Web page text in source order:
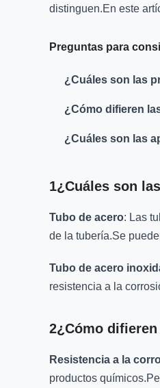
distinguen.En este
Preguntas para
¿Cuáles son las
¿Cómo difieren
¿Cuáles son las
1¿Cuáles son
Tubo de acero: Las
de la tubería.Se
Tubo de acero
resistencia a la
2¿Cómo
Resistencia a la
productos